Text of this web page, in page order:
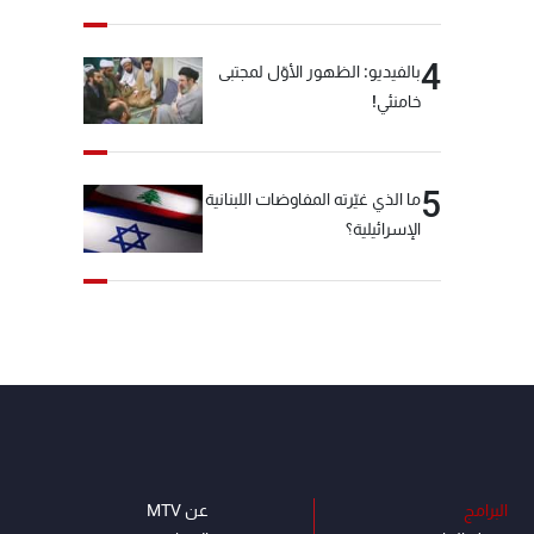
4بالفيديو: الظهور الأوّل لمجتبى
خامنئي!
5ما الذي غيّرته المفاوضات اللبنانية
الإسرائيلية؟
البرامج
عن MTV